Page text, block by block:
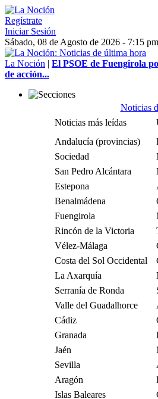
Regístrate
Iniciar Sesión
Sábado, 08 de Agosto de 2026 - 7:15 pm
La Noción | El PSOE de Fuengirola
de acción...
Noticias
Noticias más leídas
Andalucía (provincias)
Sociedad
San Pedro Alcántara
Estepona
Benalmádena
Fuengirola
Rincón de la Victoria
Vélez-Málaga
Costa del Sol Occidental
La Axarquía
Serranía de Ronda
Valle del Guadalhorce
Cádiz
Granada
Jaén
Sevilla
Aragón
Islas Baleares